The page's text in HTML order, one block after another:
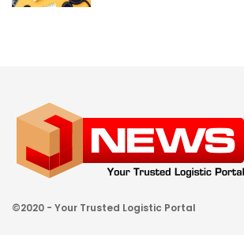
©2020 - Your Trusted Logistic Portal